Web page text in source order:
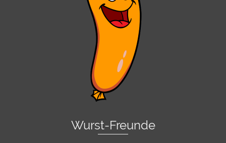
Wurst-Freunde